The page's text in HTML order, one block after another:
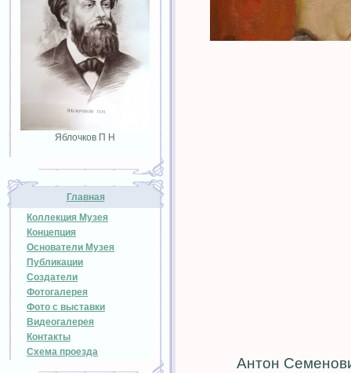
Яблочков П Н
Главная
Коллекция Музея
Концепция
Основатели Музея
Публикации
Создатели
Фотогалерея
Фото с выставки
Видеогалерея
Контакты
Схема проезда
Антон